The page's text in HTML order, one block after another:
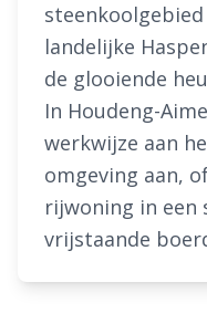
landelijke
de glooiende
In Houdeng-
werkwijze aan
omgeving aan,
rijwoning in een
vrijstaande